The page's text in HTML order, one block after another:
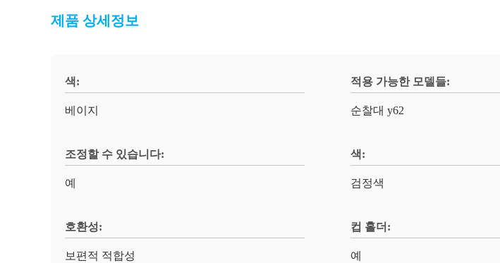
제품 상세정보
색:
베이지
적용 가능한 모델들:
순찰대 y62
조정할 수 있습니다:
예
색:
검정색
호환성:
보편적 적합성
컵 홀더:
예